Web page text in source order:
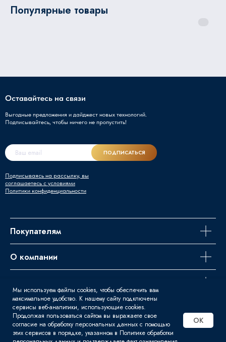
Мы используем файлы cookies, чтобы обеспечить вам
максимальное удобство. К нашему сайту подключены
сервисы веб-аналитики, использующие cookies.
Продолжая пользоваться сайтом вы выражаете свое
согласие на обработку персональных данных с помощью
этих сервисов в порядке, указанном в Политике обработки
OK
Популярные товары
Оставайтесь на связи
Выгодные предложения и дайджест новых технологий.
Подписывайтесь, чтобы ничего не пропустить!
Подписываясь на рассылку, вы
соглашаетесь с условиями
Политики конфиденциальности
ПОДПИСАТЬСЯ
Покупателям
О компании
© 2016 - 2026 | Svart - Продажа
сварочного оборудования